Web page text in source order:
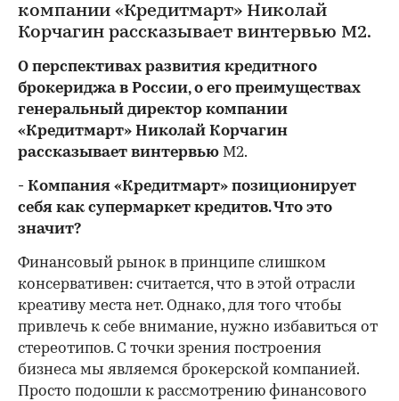
компании «Кредитмарт» Николай
Корчагин рассказывает винтервью М2.
О перспективах развития кредитного
брокериджа в России, о его преимуществах
генеральный директор компании
«Кредитмарт» Николай Корчагин
рассказывает винтервью М2.
- Компания «Кредитмарт» позиционирует
себя как супермаркет кредитов. Что это
значит?
Финансовый рынок в принципе слишком
консервативен: считается, что в этой отрасли
креативу места нет. Однако, для того чтобы
привлечь к себе внимание, нужно избавиться от
стереотипов. С точки зрения построения
бизнеса мы являемся брокерской компанией.
Просто подошли к рассмотрению финансового